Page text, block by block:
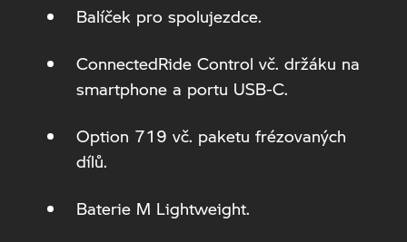
Balíček pro spolujezdce.
ConnectedRide Control vč. držáku na
smartphone a portu USB-C.
Option 719 vč. paketu frézovaných
dílů.
Baterie M Lightweight.